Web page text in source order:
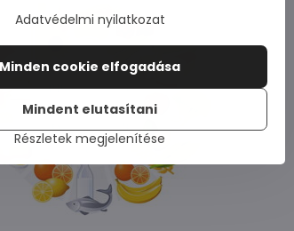
Adatvédelmi nyilatkozat
Részletek megjelenítése
Minden cookie elfogadása
Mindent elutasítani